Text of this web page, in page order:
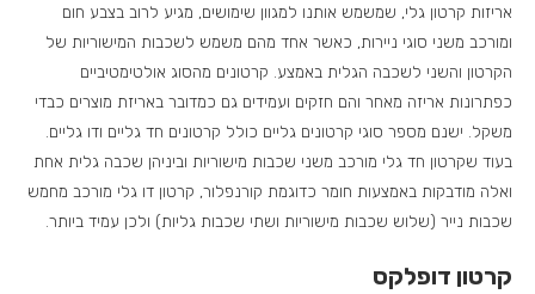
אריזות קרטון גלי, שמשמש אותנו למגוון שימושים, מגיע לרוב בצבע חום
ומורכב משני סוגי ניירות, כאשר אחד מהם משמש לשכבות המישוריות של
הקרטון והשני לשכבה הגלית באמצע. קרטונים מהסוג אולטימטיביים
כפתרונות אריזה מאחר והם חזקים ועמידים גם כמדובר באריזת מוצרים כבדי
משקל. ישנם מספר סוגי קרטונים גליים כולל קרטונים חד גליים ודו גליים.
בעוד שקרטון חד גלי מורכב משני שכבות מישוריות וביניהן שכבה גלית אחת
ואלה מודבקות באמצעות חומר כדוגמת קורנפלור, קרטון דו גלי מורכב מחמש
שכבות נייר (שלוש שכבות מישוריות ושתי שכבות גליות) ולכן עמיד ביותר.
קרטון דופלקס